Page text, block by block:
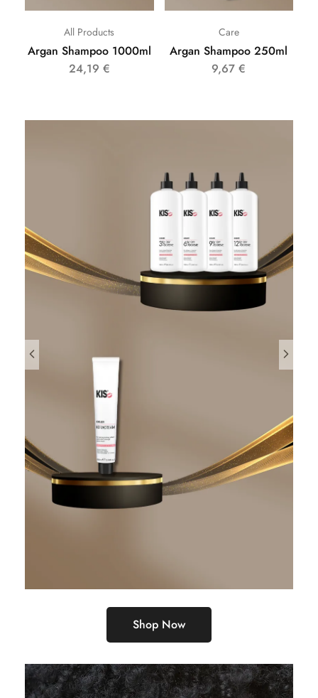
All Products
Argan Shampoo 1000ml
24,19 €
Care
Argan Shampoo 250ml
9,67€
Shop Now